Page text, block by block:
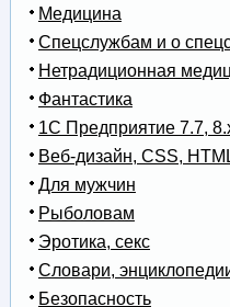
Медицина
Спецслужбам и о
Нетрадиционная
Фантастика
1С Предприятие 7.7,
Веб-дизайн, CSS,
Для мужчин
Рыболовам
Эротика, секс
Словари,
Безопасность